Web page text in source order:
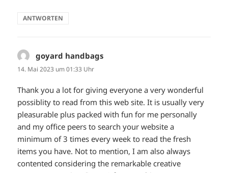
ANTWORTEN
goyard handbags
14. Mai 2023 um 01:33 Uhr
Thank you a lot for giving everyone a very wonderful
possiblity to read from this web site. It is usually very
pleasurable plus packed with fun for me personally
and my office peers to search your website a
minimum of 3 times every week to read the fresh
items you have. Not to mention, I am also always
contented considering the remarkable creative